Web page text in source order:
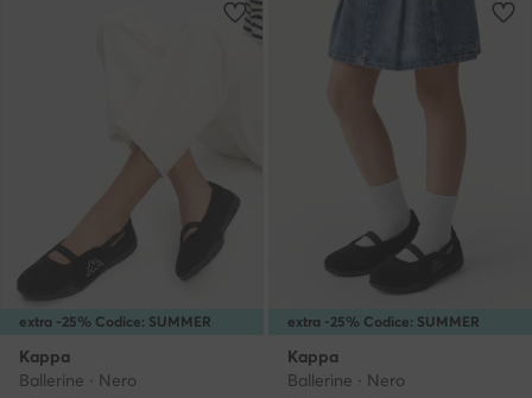
extra -25% Codice: SUMMER
Kappa
Ballerine · Nero
extra -25% Codice: SUMMER
Kappa
Ballerine · Nero